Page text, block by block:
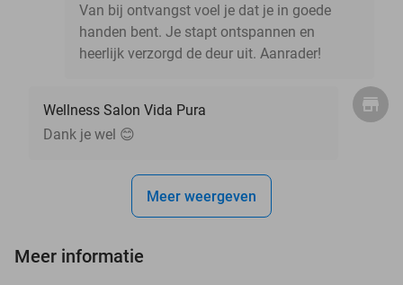
Van bij ontvangst voel je dat je in goede
handen bent. Je stapt ontspannen en
heerlijk verzorgd de deur uit. Aanrader!
Wellness Salon Vida Pura
Dank je wel 😊
Meer weergeven
Meer informatie